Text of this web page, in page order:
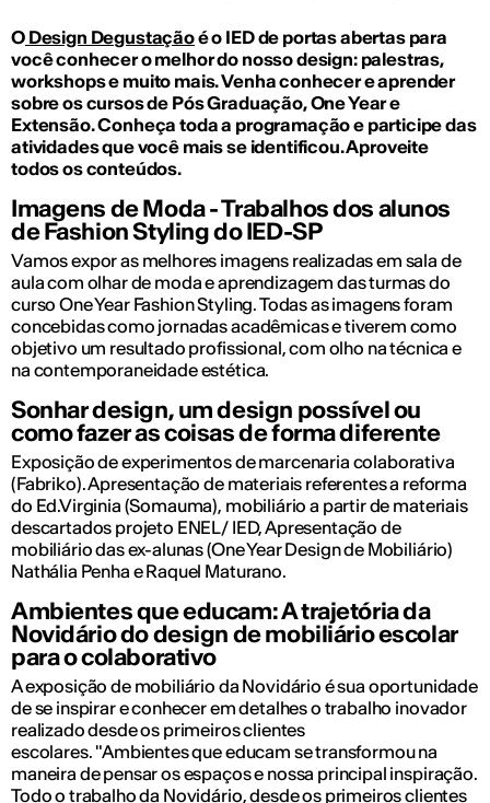
ODesign Degustaçãoé o IED de portas abertas para
você conhecer o melhor do nosso design: palestras,
workshops e muito mais. Venha conhecer e aprender
sobre os cursos de Pós Graduação, One Year e
Extensão. Conheça toda a programação e participe das
atividades que você mais se identificou. Aproveite
todos os conteúdos.
Imagens de Moda - Trabalhos dos alunos
de Fashion Styling do IED-SP
Vamos expor as melhores imagens realizadas em sala de
aula com olhar de moda e aprendizagem das turmas do
curso One Year Fashion Styling. Todas as imagens foram
concebidas como jornadas acadêmicas e tiverem como
objetivo um resultado profissional, com olho na técnica e
na contemporaneidade estética.
Sonhar design, um design possível ou
como fazer as coisas de forma diferente
Exposição de experimentos de marcenaria colaborativa
(Fabriko). Apresentação de materiais referentes a reforma
do Ed.Virginia (Somauma), mobiliário a partir de materiais
descartados projeto ENEL/ IED, Apresentação de
mobiliário das ex-alunas (One Year Design de Mobiliário)
Nathália Penha e Raquel Maturano.
Ambientes que educam: A trajetória da
Novidário do design de mobiliário escolar
para o colaborativo
A exposição de mobiliário da Novidário é sua oportunidade
de se inspirar e conhecer em detalhes o trabalho inovador
realizado desde os primeiros clientes
escolares. "Ambientes que educam se transformou na
maneira de pensar os espaços e nossa principal inspiração.
Todo o trabalho da Novidário, desde os primeiros clientes